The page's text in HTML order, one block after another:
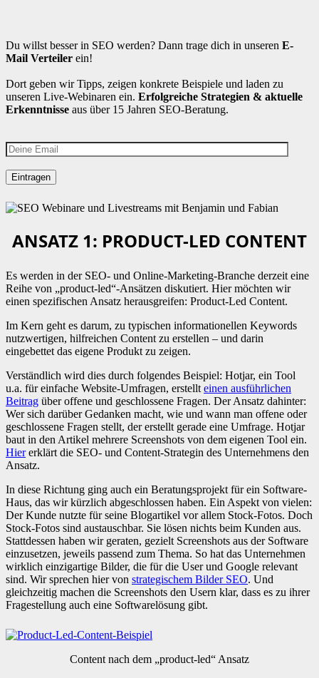
Du willst besser in SEO werden? Dann trage dich in unseren E-
Mail Verteiler ein!
Dort geben wir Tipps, zeigen konkrete Beispiele und laden zu
unseren Live-Webinaren ein. Erfolgreiche Strategien & aktuelle
Erkenntnisse aus über 15 Jahren SEO-Beratung.
ANSATZ 1: PRODUCT-LED CONTENT
Es werden in der SEO- und Online-Marketing-Branche derzeit eine
Reihe von „product-led“-Ansätzen diskutiert. Hier möchten wir
einen spezifischen Ansatz herausgreifen: Product-Led Content.
Im Kern geht es darum, zu typischen informationellen Keywords
nutzwertigen, hilfreichen Content zu erstellen – und darin
eingebettet das eigene Produkt zu zeigen.
Verständlich wird dies durch folgendes Beispiel: Hotjar, ein Tool
u.a. für einfache Website-Umfragen, erstellt einen ausführlichen
Beitrag über offene und geschlossene Fragen. Der Ansatz dahinter:
Wer sich darüber Gedanken macht, wie und wann man offene oder
geschlossene Fragen stellt, der erstellt gerade eine Umfrage. Hotjar
baut in den Artikel mehrere Screenshots von dem eigenen Tool ein.
Hiererklärt die SEO- und Content-Strategin des Unternehmens den
Ansatz.
In diese Richtung ging auch ein Beratungsprojekt für ein Software-
Haus, das wir kürzlich abgeschlossen haben. Ein Aspekt von vielen:
Der Kunde nutzte für seine Blogartikel vor allem Stock-Fotos. Doch
Stock-Fotos sind austauschbar. Sie lösen nichts beim Kunden aus.
Stattdessen haben wir geraten, gezielt Screenshots aus der Software
einzusetzen, jeweils passend zum Thema. So hat das Unternehmen
wirklich einzigartige Bilder, die für die User und Google relevant
sind. Wir sprechen hier von strategischem Bilder SEO. Und
gleichzeitig machen die Screenshots den Usern klar, dass es zu ihrer
Fragestellung auch eine Softwarelösung gibt.
Content nach dem „product-led“ Ansatz